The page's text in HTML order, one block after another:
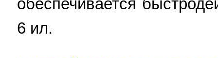
обеспечивается
6 ил.